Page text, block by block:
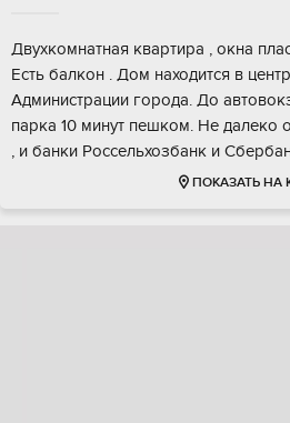
Двухкомнатная квартира , окна
Есть балкон . Дом находится в
Администрации города. До
парка 10 минут пешком. Не далеко
, и банки Россельхозбанк и
ПОКАЗАТЬ НА